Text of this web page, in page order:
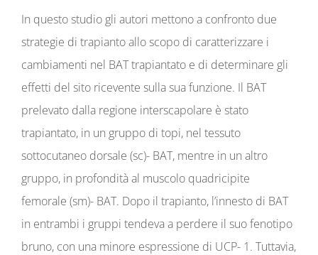
In questo studio gli autori mettono a confronto due
strategie di trapianto allo scopo di caratterizzare i
cambiamenti nel BAT trapiantato e di determinare gli
effetti del sito ricevente sulla sua funzione. Il BAT
prelevato dalla regione interscapolare è stato
trapiantato, in un gruppo di topi, nel tessuto
sottocutaneo dorsale (sc)- BAT, mentre in un altro
gruppo, in profondità al muscolo quadricipite
femorale (sm)- BAT. Dopo il trapianto, l’innesto di BAT
in entrambi i gruppi tendeva a perdere il suo fenotipo
bruno, con una minore espressione di UCP- 1. Tuttavia,